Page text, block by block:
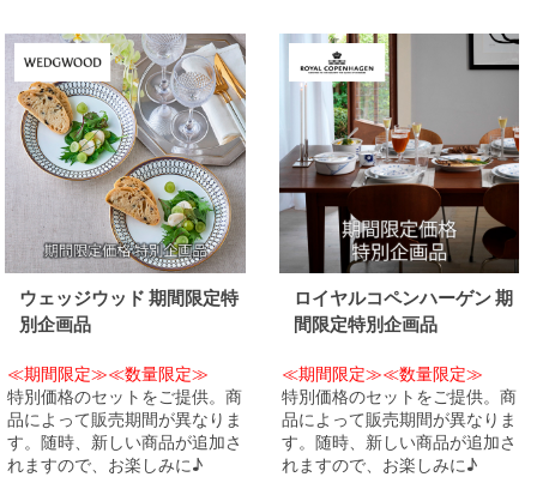
ウェッジウッド 期間限定特
別企画品
≪期間限定≫≪数量限定≫
特別価格のセットをご提供。商
品によって販売期間が異なりま
す。随時、新しい商品が追加さ
れますので、お楽しみに♪
ロイヤルコペンハーゲン 期
間限定特別企画品
≪期間限定≫≪数量限定≫
特別価格のセットをご提供。商
品によって販売期間が異なりま
す。随時、新しい商品が追加さ
れますので、お楽しみに♪